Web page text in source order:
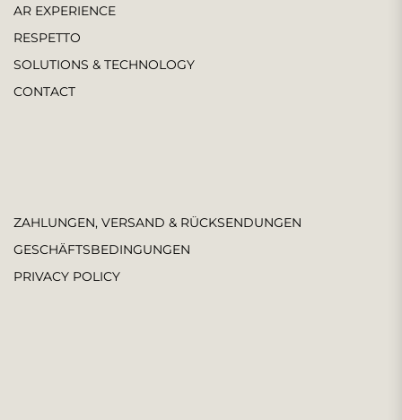
AR EXPERIENCE
RESPETTO
SOLUTIONS & TECHNOLOGY
CONTACT
ZAHLUNGEN, VERSAND & RÜCKSENDUNGEN
GESCHÄFTSBEDINGUNGEN
PRIVACY POLICY